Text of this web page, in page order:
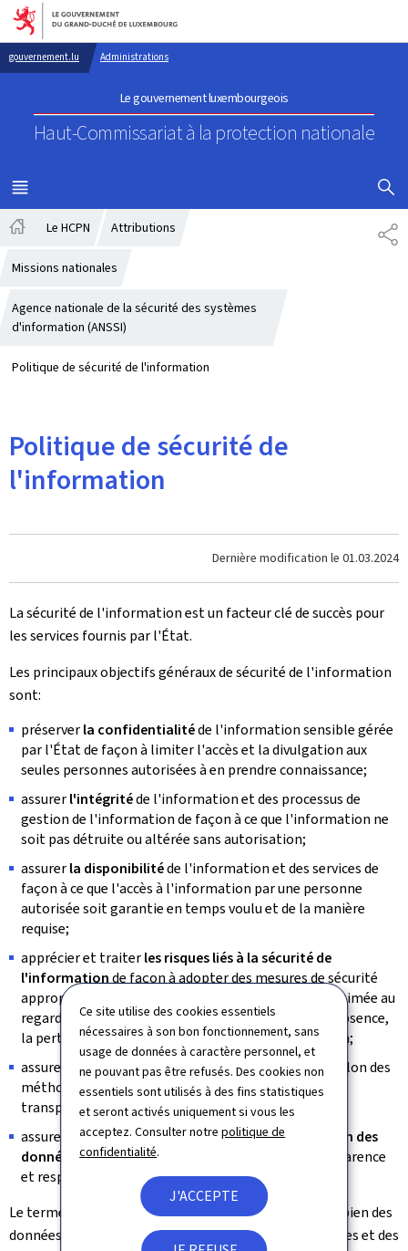
Ce site utilise des cookies essentiels
nécessaires à son bon fonctionnement, sans
usage de données à caractère personnel, et
ne pouvant pas être refusés. Des cookies non
essentiels sont utilisés à des fins statistiques
et seront activés uniquement si vous les
acceptez. Consulter notrepolitique de
confidentialité.
J'ACCEPTE
Aller au menu principal
Aller au contenu
gouvernement.lu Administrations
Le gouvernement luxembourgeois
Haut-Commissariat à la protection nationale
MENU
PRINCIPAL
Le HCPN Attributions
Missions nationales
Agence nationale de la sécurité des systèmes
d'information (ANSSI)
Politique de sécurité de l'information
Politique de sécurité de
l'information
Dernière modification le 01.03.2024
La sécurité de l'information est un facteur clé de succès pour
les services fournis par l'État.
Les principaux objectifs généraux de sécurité de l'information
sont:
préserverla confidentialitéde l'information sensible gérée
par l'État de façon à limiter l'accès et la divulgation aux
seules personnes autorisées à en prendre connaissance;
assurerl'intégritéde l'information et des processus de
gestion de l'information de façon à ce que l'information ne
soit pas détruite ou altérée sans autorisation;
assurerla disponibilitéde l'information et des services de
façon à ce que l'accès à l'information par une personne
autorisée soit garantie en temps voulu et de la manière
requise;
apprécier et traiterles risques liés à la sécurité de
l'informationde façon à adopter des mesures de sécurité
appropriées. La valeur de l'information peut être estimée au
regard des conséquences négatives que causerait l'absence,
la perte, le vol ou la corruption de ladite information;
assurer
la gestion de la sécurité de l'information
selon des
méthodes effectives, efficaces, documentées et
transparentes;
assurer
la mise en œuvre des principes de protection des
données à caractère personnel
: conformité, transparence
et responsabilisation("accountability"
Le terme "information" inclut dans ce contexte aussi bien des
données propres que celles des citoyens, des entreprises et des